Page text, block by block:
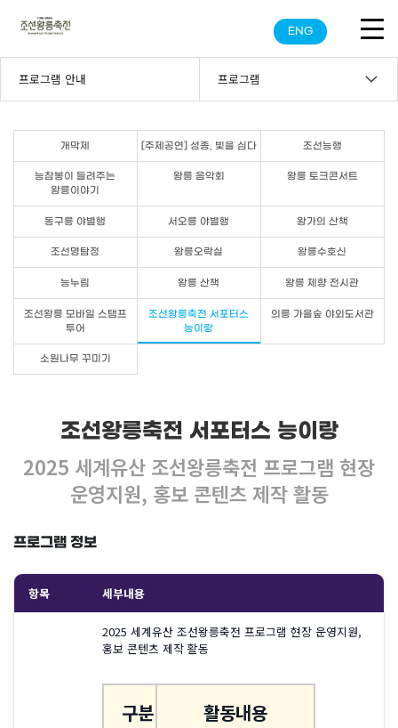
ENG
프로그램 안내 프로그램
개막제 [주제공연] 성종, 빛을 심다 조선능행
능참봉이 들려주는
왕릉이야기
왕릉 음악회 왕릉 토크콘서트
동구릉 야별행 서오릉 야별행 왕가의 산책
조선명탐정 왕릉오락실 왕릉수호신
능누림 왕릉 산책 왕릉 제향 전시관
조선왕릉 모바일 스탬프
투어
조선왕릉축전 서포터스
능이랑
의릉 가을숲 야외도서관
소원나무 꾸미기
조선왕릉축전 서포터스 능이랑
2025 세계유산 조선왕릉축전 프로그램 현장
운영지원, 홍보 콘텐츠 제작 활동
프로그램 정보
항목 세부내용
2025 세계유산 조선왕릉축전 프로그램 현장 운영지원,
홍보 콘텐츠 제작 활동
구분 활동내용